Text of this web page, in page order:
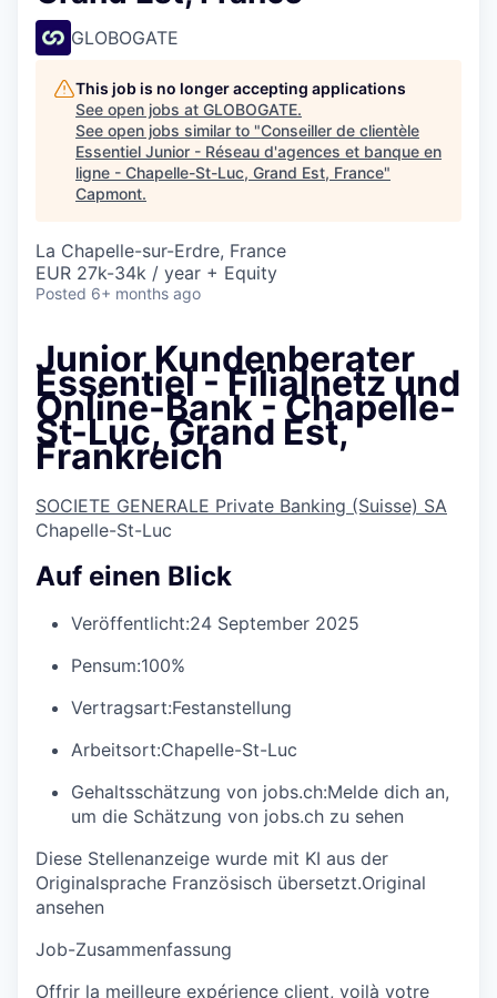
GLOBOGATE
This job is no longer accepting applications
See open jobs at GLOBOGATE.
See open jobs similar to "Conseiller de clientèle
Essentiel Junior - Réseau d'agences et banque en
ligne - Chapelle-St-Luc, Grand Est, France"
Capmont.
La Chapelle-sur-Erdre, France
EUR 27k-34k / year + Equity
Posted 6+ months ago
Junior Kundenberater
Essentiel - Filialnetz und
Online-Bank - Chapelle-
St-Luc, Grand Est,
Frankreich
SOCIETE GENERALE Private Banking (Suisse) SA
Chapelle-St-Luc
Auf einen Blick
Veröffentlicht:24 September 2025
Pensum:100%
Vertragsart:Festanstellung
Arbeitsort:Chapelle-St-Luc
Gehaltsschätzung von jobs.ch:Melde dich an,
um die Schätzung von jobs.ch zu sehen
Diese Stellenanzeige wurde mit KI aus der
Originalsprache Französisch übersetzt.Original
ansehen
Job-Zusammenfassung
Offrir la meilleure expérience client, voilà votre